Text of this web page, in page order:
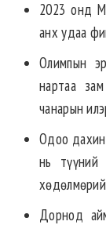
2023 онд
анх удаа
Олимпын
нартаа
чанарын
Одоо
нь түүний
Дорнод